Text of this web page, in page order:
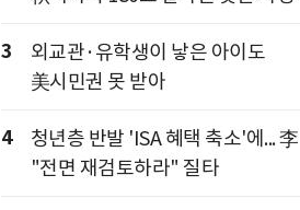
3
외교관·유학생이 낳은 아이도
美시민권 못 받아
4
청년층 반발 'ISA 혜택 축소'에... 李
"전면 재검토하라" 질타